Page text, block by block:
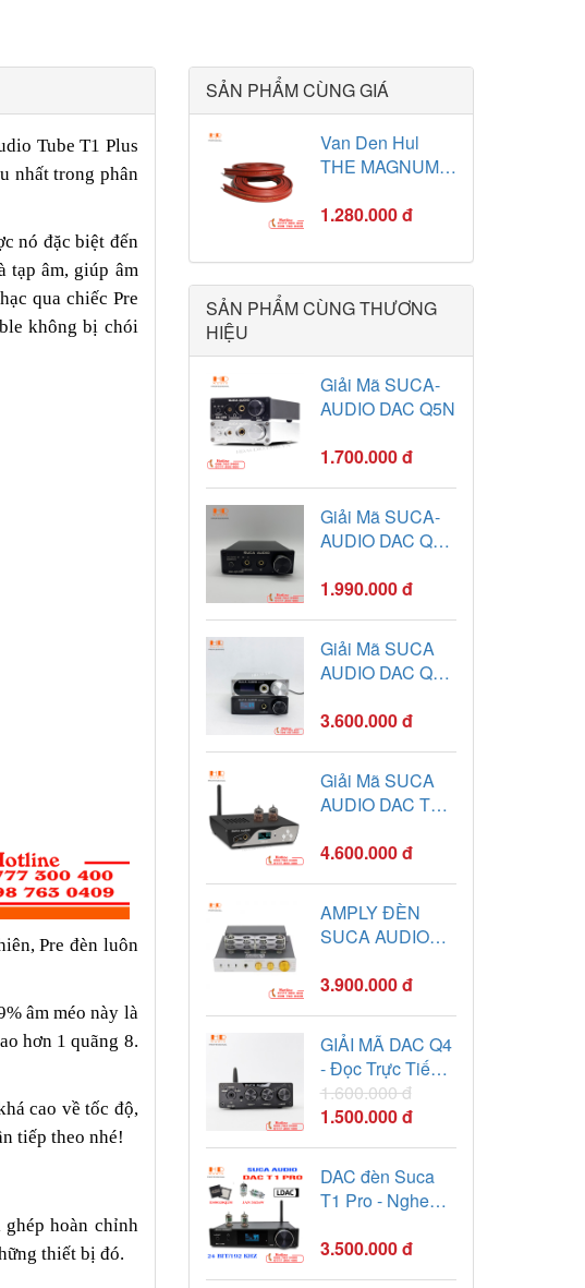
Tube T1 Plus
nhất trong phân
nó đặc biệt đến
tạp âm, giúp âm
qua chiếc Pre
không bị chói
Pre đèn luôn
âm méo này là
hơn 1 quãng 8.
cao về tốc độ,
tiếp theo nhé!
hoàn chỉnh
thiết bị đó.
SẢN PHẨM CÙNG GIÁ
Van Den Hul
THE MAGNUM
1.280.000 đ
SẢN PHẨM CÙNG THƯƠNG
HIỆU
Giải Mã SUCA-
AUDIO DAC Q5N
1.700.000 đ
Giải Mã SUCA-
AUDIO DAC Q5-
1.990.000 đ
Giải Mã SUCA
AUDIO DAC Q6
3.600.000 đ
Giải Mã SUCA
AUDIO DAC T2 -
32bit/768khz-
4.600.000 đ
AMPLY ĐÈN
SUCA AUDIO
3.900.000 đ
GIẢI MÃ DAC Q4
- Đọc Trực Tiếp
USB/BT 5.0
1.600.000 đ
1.500.000 đ
DAC đèn Suca
T1 Pro - Nghe
Sâu Lắng
3.500.000 đ